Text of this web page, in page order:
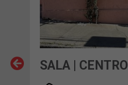
SALA | CENTRO